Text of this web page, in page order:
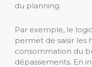
du planning.
Par exemple, le
permet de saisir les
consommation du
dépassements. En